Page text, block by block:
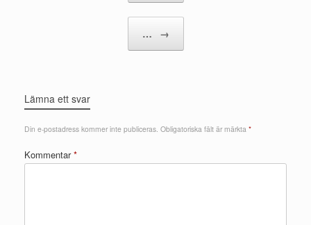
… →
Lämna ett svar
Din e-postadress kommer inte publiceras. Obligatoriska fält är märkta *
Kommentar*